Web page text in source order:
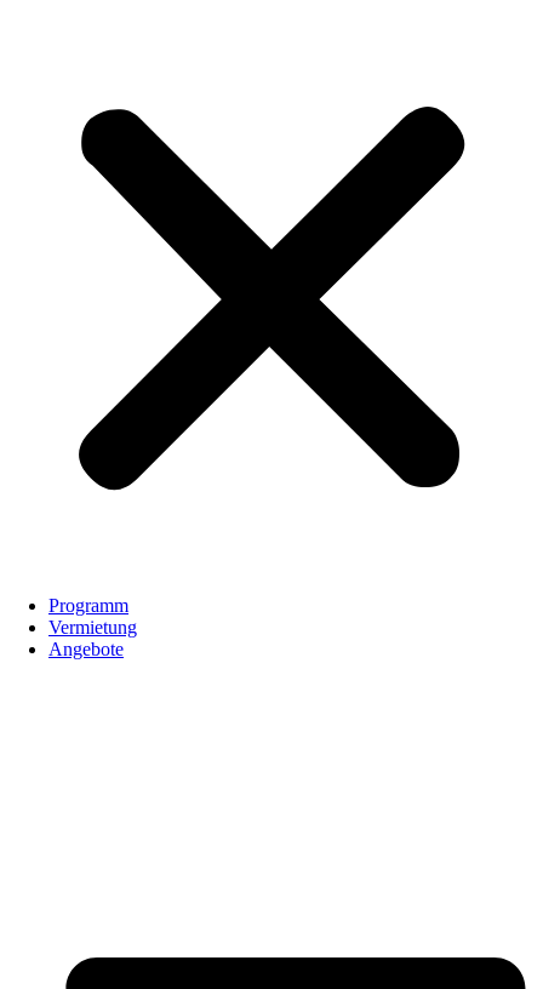
Programm
Vermietung
Angebote